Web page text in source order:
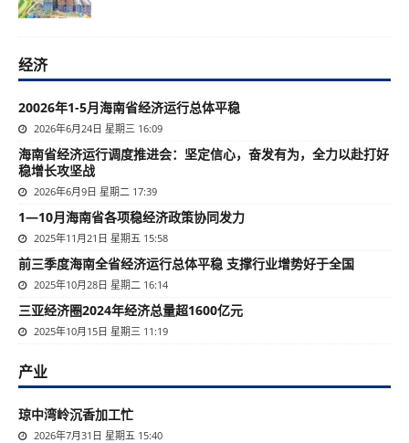
经济
20026年1-5月海南省经济运行总体平稳
2026年6月24日 星期三 16:09
海南省经济运行调度推进会：坚定信心，奋发有为，全力以赴打好
稳增长攻坚战
2026年6月9日 星期二 17:39
1—10月海南省各项稳经济政策协同发力
2025年11月21日 星期五 15:58
前三季度海南全省经济运行总体平稳 支撑行业增势好于全国
2025年10月28日 星期二 16:14
三亚经济圈2024年经济总量超1600亿元
2025年10月15日 星期三 11:19
产业
琼中湾岭沉香加工忙
2026年7月31日 星期五 15:40